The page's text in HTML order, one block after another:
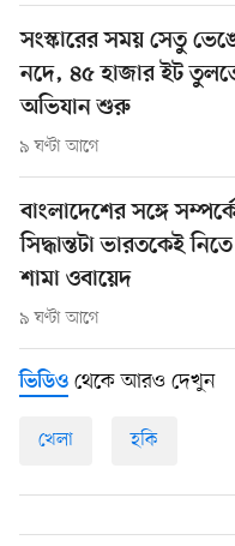
সংস্কারের সময় সেতু
নদে, ৪৫ হাজার ইট
অভিযান শুরু
৯ ঘণ্টা আগে
বাংলাদেশের সঙ্গে
সিদ্ধান্তটা ভারতকেই
শামা ওবায়েদ
৯ ঘণ্টা আগে
ভিডিও থেকে আরও দেখুন
খেলা হকি